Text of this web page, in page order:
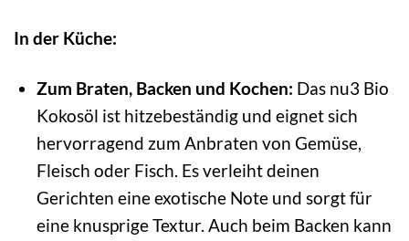
In der Küche:
Zum Braten, Backen und Kochen: Das nu3 Bio
Kokosöl ist hitzebeständig und eignet sich
hervorragend zum Anbraten von Gemüse,
Fleisch oder Fisch. Es verleiht deinen
Gerichten eine exotische Note und sorgt für
eine knusprige Textur. Auch beim Backen kann